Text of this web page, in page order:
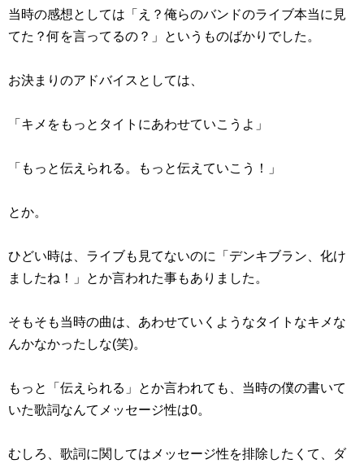
当時の感想としては「え？俺らのバンドのライブ本当に見
てた？何を言ってるの？」というものばかりでした。
お決まりのアドバイスとしては、
「キメをもっとタイトにあわせていこうよ」
「もっと伝えられる。もっと伝えていこう！」
とか。
ひどい時は、ライブも見てないのに「デンキブラン、化け
ましたね！」とか言われた事もありました。
そもそも当時の曲は、あわせていくようなタイトなキメな
んかなかったしな(笑)。
もっと「伝えられる」とか言われても、当時の僕の書いて
いた歌詞なんてメッセージ性は0。
むしろ、歌詞に関してはメッセージ性を排除したくて、ダ